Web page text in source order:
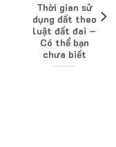
Thời gian sử
dụng đất theo
luật đất đai –
Có thể bạn
chưa biết